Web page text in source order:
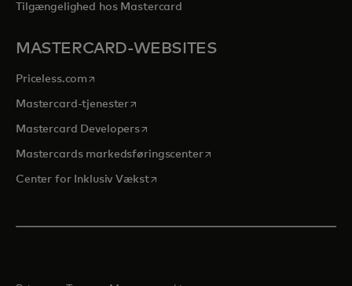
Tilgængelighed hos Mastercard
MASTERCARD-WEBSITES
Priceless.com opens in a new tab
Mastercard-tjenesteropens in a new tab
Mastercard Developersopens in a new tab
Mastercards markedsføringscenteropens in a new tab
Center for Inklusiv Vækstopens in a new tab